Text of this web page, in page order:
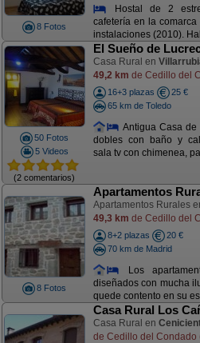
8 Fotos
Hostal de 2
cafetería en la
instalaciones (2010).
50 Fotos
5 Videos
(2 comentarios)
El Sueño de
Casa Rural en
49,2 km de Cedillo del
16+3 plazas
25 €
65 km de Toledo
Antigua Casa
dobles con baño y
sala tv con chimenea,
8 Fotos
Apartamentos
Apartamentos Rurales
49,3 km de Cedillo del
8+2 plazas
20 €
70 km de Madrid
Los
diseñados con mucha
quede contento en su
Casa Rural Los
Casa Rural en
de Cedillo del Condado